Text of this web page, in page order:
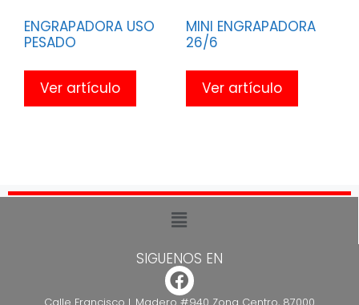
ENGRAPADORA USO
PESADO
Ver artículo
MINI ENGRAPADORA
26/6
Ver artículo
SIGUENOS EN
Calle Francisco I. Madero #940 Zona Centro, 87000